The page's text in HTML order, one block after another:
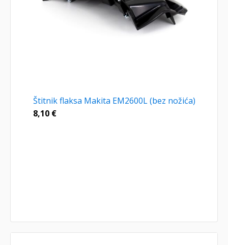
Štitnik flaksa Makita EM2600L (bez nožića)
8,10 €